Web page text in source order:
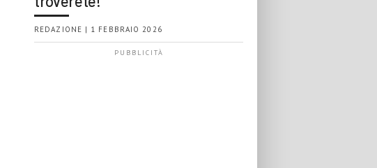
REDAZIONE | 1 FEBBRAIO 2026